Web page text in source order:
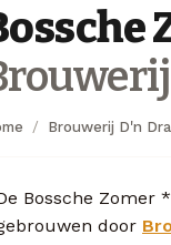
Brouwerij D'n
Bossche Zomer
door